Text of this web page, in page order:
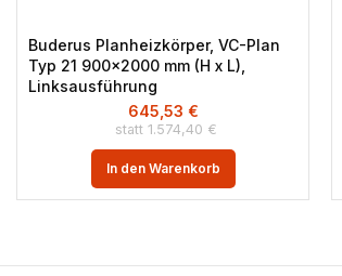
Buderus Planheizkörper, VC-Plan
Typ 21 900×2000 mm (H x L),
Linksausführung
1.574,40 €
645,53 €
In den Warenkorb